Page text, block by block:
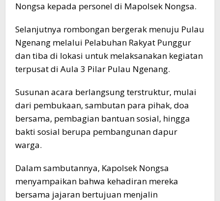
Nongsa kepada personel di Mapolsek Nongsa.
Selanjutnya rombongan bergerak menuju Pulau
Ngenang melalui Pelabuhan Rakyat Punggur
dan tiba di lokasi untuk melaksanakan kegiatan
terpusat di Aula 3 Pilar Pulau Ngenang.
Susunan acara berlangsung terstruktur, mulai
dari pembukaan, sambutan para pihak, doa
bersama, pembagian bantuan sosial, hingga
bakti sosial berupa pembangunan dapur
warga.
Dalam sambutannya, Kapolsek Nongsa
menyampaikan bahwa kehadiran mereka
bersama jajaran bertujuan menjalin